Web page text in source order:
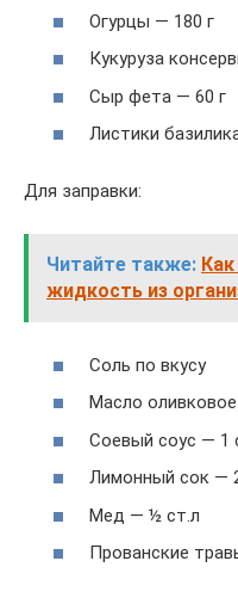
Огурцы — 180 г
Кукуруза
Сыр фета — 60 г
Листики
Для заправки:
Читайте также:
жидкость из
Соль по вкусу
Масло
Соевый соус — 1
Лимонный сок —
Мед — ½ ст.л
Прованские